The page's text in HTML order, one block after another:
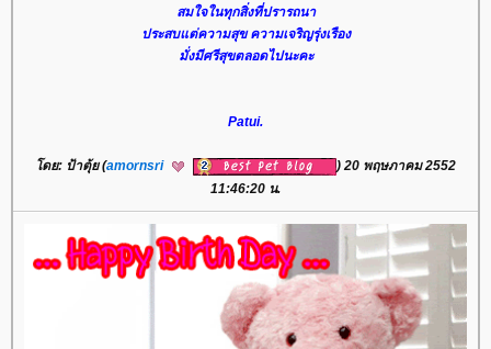
สมใจในทุกสิ่งที่ปรารถนา
ประสบแต่ความสุข ความเจริญรุ่งเรือง
มั่งมีศรีสุขตลอดไปนะคะ
Patui.
ดย: ป้าตุ้ย (amornsri
) 20 พฤษภาคม 2552
11:46:20 น.